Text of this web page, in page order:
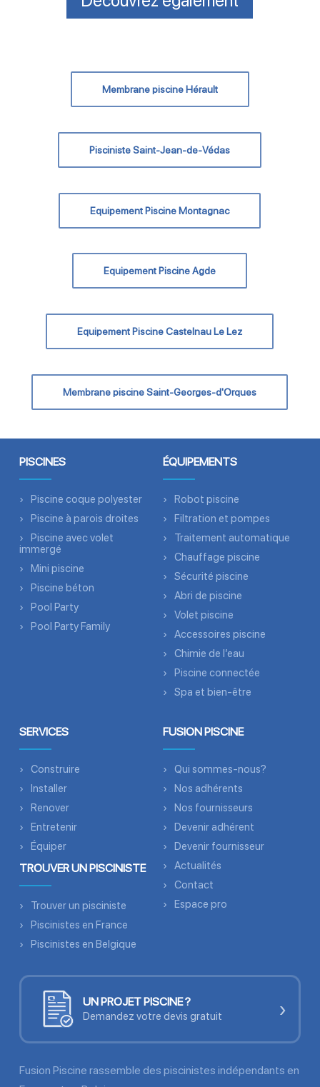
Membrane piscine Hérault
Pisciniste Saint-Jean-de-Védas
Equipement Piscine Montagnac
Equipement Piscine Agde
Equipement Piscine Castelnau Le Lez
Membrane piscine Saint-Georges-d'Orques
PISCINES
Piscine coque polyester
Piscine à parois droites
Piscine avec volet
immergé
Mini piscine
Piscine béton
Pool Party
Pool Party Family
ÉQUIPEMENTS
Robot piscine
Filtration et pompes
Traitement automatique
Chauffage piscine
Sécurité piscine
Abri de piscine
Volet piscine
Accessoires piscine
Chimie de l’eau
Piscine connectée
Spa et bien-être
SERVICES
Construire
Installer
Renover
Entretenir
Équiper
TROUVER UN PISCINISTE
Trouver un pisciniste
Piscinistes en France
Piscinistes en Belgique
FUSION PISCINE
Qui sommes-nous?
Nos adhérents
Nos fournisseurs
Devenir adhérent
Devenir fournisseur
Actualités
Contact
Espace pro
UN PROJET PISCINE ?
Demandez votre devis gratuit ›
Fusion Piscine rassemble des piscinistes indépendants en